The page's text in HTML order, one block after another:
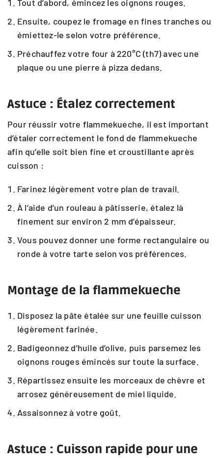
Tout d’abord, émincez les oignons rouges.
Ensuite, coupez le fromage en fines tranches ou
émiettez-le selon votre préférence.
Préchauffez votre four à 220°C (th7) avec une
plaque ou une pierre à pizza dedans.
Astuce : Étalez correctement
Pour réussir votre flammekueche, il est important
d’étaler correctement le fond de flammekueche
afin qu’elle soit bien fine et croustillante après
cuisson :
Farinez légèrement votre plan de travail.
À l’aide d’un rouleau à pâtisserie, étalez là
finement sur environ 2 mm d’épaisseur.
Vous pouvez donner une forme rectangulaire ou
ronde à votre tarte selon vos préférences.
Montage de la flammekueche
Disposez la pâte étalée sur une feuille cuisson
légèrement farinée.
Badigeonnez d’huile d’olive, puis parsemez les
oignons rouges émincés sur toute la surface.
Répartissez ensuite les morceaux de chèvre et
arrosez généreusement de miel liquide.
Assaisonnez à votre goût.
Astuce : Cuisson rapide pour une